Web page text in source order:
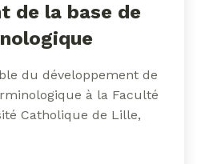
de la base de
du développement de
à la Faculté
Catholique de Lille,